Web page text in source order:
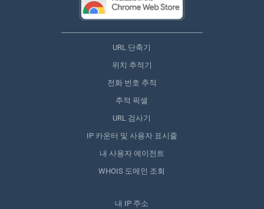
URL 단축기
위치 추적기
전화 번호 추적
추적 픽셀
URL 검사기
IP 카운터 및 사용자 표시줄
내 사용자 에이전트
WHOIS 도메인 조회
내 IP 주소